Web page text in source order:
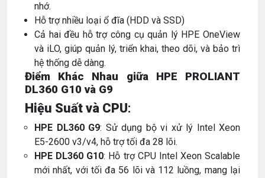
nhớ.
Hỗ trợ nhiều loại ổ đĩa (HDD và SSD)
Cả hai đều hỗ trợ công cụ quản lý HPE OneView
và iLO, giúp quản lý, triển khai, theo dõi, và bảo trì
hệ thống dễ dàng.
Điểm Khác Nhau giữa HPE PROLIANT
DL360 G10 và G9
Hiệu Suất và CPU:
HPE DL360 G9: Sử dụng bộ vi xử lý Intel Xeon
E5-2600 v3/v4, hỗ trợ tối đa 28 lõi.
HPE DL360 G10: Hỗ trợ CPU Intel Xeon Scalable
mới nhất, với tối đa 56 lõi và 112 luồng, mang lại